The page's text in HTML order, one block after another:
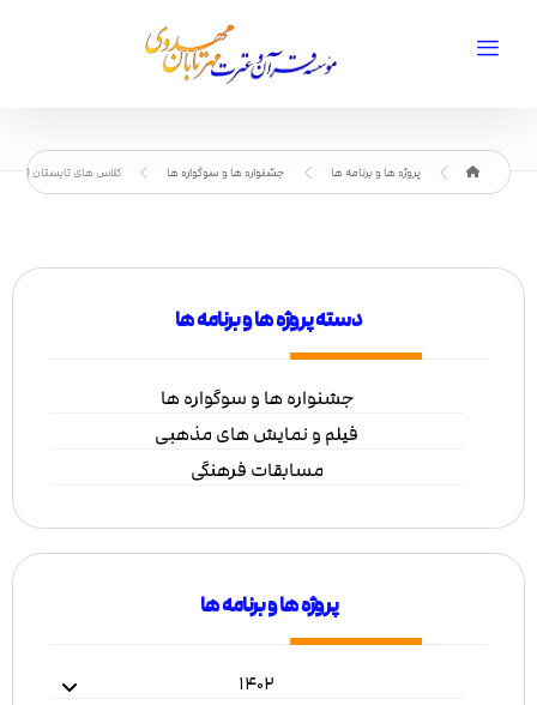
پروژه ها و برنامه ها جشنواره ها و سوگواره ها کلاس های تابستان (پسران)
دسته پروژه ها و برنامه ها
جشنواره ها و سوگواره ها
فیلم و نمایش های مذهبی
مسابقات فرهنگی
پروژه ها و برنامه ها
۱۴۰۲